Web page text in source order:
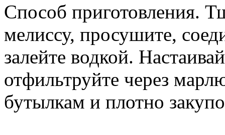
Способ приготовления.
мелиссу, просушите,
залейте водкой.
отфильтруйте через
бутылкам и плотно